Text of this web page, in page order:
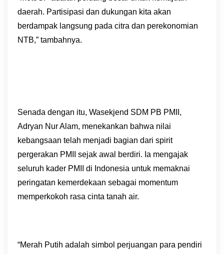
daerah. Partisipasi dan dukungan kita akan
berdampak langsung pada citra dan perekonomian
NTB,” tambahnya.
Senada dengan itu, Wasekjend SDM PB PMII,
Adryan Nur Alam, menekankan bahwa nilai
kebangsaan telah menjadi bagian dari spirit
pergerakan PMII sejak awal berdiri. Ia mengajak
seluruh kader PMII di Indonesia untuk memaknai
peringatan kemerdekaan sebagai momentum
memperkokoh rasa cinta tanah air.
“Merah Putih adalah simbol perjuangan para pendiri